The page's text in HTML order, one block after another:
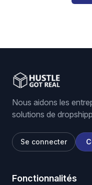
Nous aidons les
solutions de
Se connecter
Fonctionnalités